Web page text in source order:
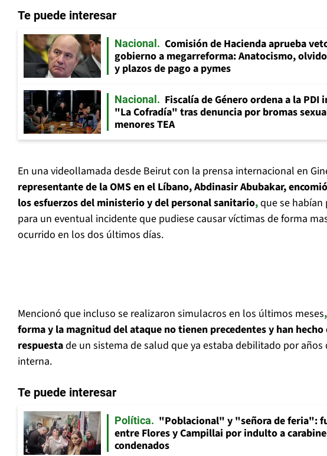
Te puede interesar
Nacional
Comisión de Hacienda aprueba
gobierno a megarreforma: Anatocismo,
y plazos de pago a pymes
Nacional
Fiscalía de Género ordena a la PDI
"La Cofradía" tras denuncia por bromas
menores TEA
En una videollamada desde Beirut con la prensa internacional en
representante de la OMS en el Líbano, Abdinasir Abubakar,
los esfuerzos del ministerio y del personal sanitario,que se habían
para un eventual incidente que pudiese causar víctimas de forma
ocurrido en los dos últimos días.
Mencionó que incluso se realizaron simulacros en los últimos meses,
forma y la magnitud del ataque no tienen precedentes y han
respuestade un sistema de salud que ya estaba debilitado por años
interna.
Te puede interesar
Política
"Poblacional" y "señora de feria":
entre Flores y Campillai por indulto a
condenados